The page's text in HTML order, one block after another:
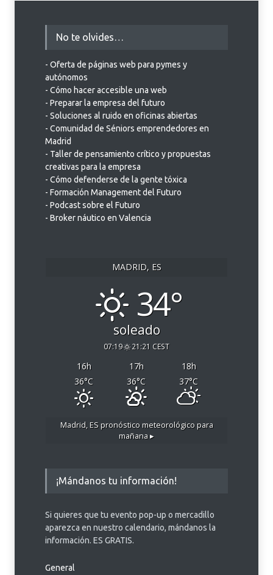
No te olvides…
- Oferta de páginas web para pymes y
autónomos
- Cómo hacer accesible una web
- Preparar la empresa del futuro
- Soluciones al ruido en oficinas abiertas
- Comunidad de Séniors emprendedores en
Madrid
- Taller de pensamiento crítico y propuestas
creativas para la empresa
- Cómo defenderse de la gente tóxica
- Formación Management del Futuro
- Podcast sobre el Futuro
- Broker náutico en Valencia
MADRID, ES
34°
soleado
07:19 21:21 CEST
16h 17h 18h
36°C 36°C 37°C
Madrid, ESpronóstico meteorológico para
mañana ▸
¡Mándanos tu información!
Si quieres que tu evento pop-up o mercadillo
aparezca en nuestro calendario, mándanos la
información. ES GRATIS.
General